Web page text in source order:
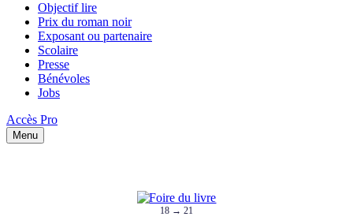
Objectif lire
Prix du roman noir
Exposant ou partenaire
Scolaire
Presse
Bénévoles
Jobs
Accès Pro
Menu
18 → 21